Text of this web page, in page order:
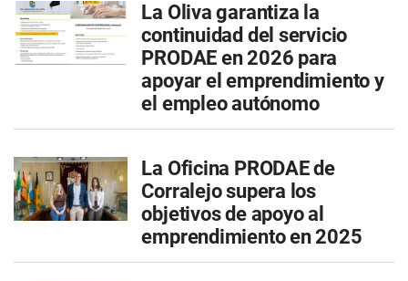
La Oliva garantiza la
continuidad del servicio
PRODAE en 2026 para
apoyar el emprendimiento y
el empleo autónomo
La Oficina PRODAE de
Corralejo supera los
objetivos de apoyo al
emprendimiento en 2025